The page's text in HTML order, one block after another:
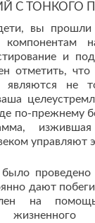
С ТОНКОГО
вы прошли
компонентам
и
отметить,
являются не
по-прежнему
управляют
проведено
дают
на